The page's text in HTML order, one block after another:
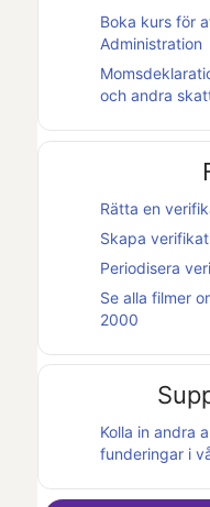
Boka kurs för
Administration
och andra
Rätta en
Skapa
Periodisera
Se alla filmer
2000
Kolla in andra
funderingar i